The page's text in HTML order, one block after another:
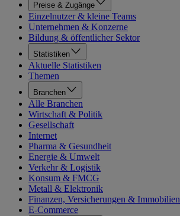
Preise & Zugänge
Einzelnutzer & kleine Teams
Unternehmen & Konzerne
Bildung & öffentlicher Sektor
Statistiken
Aktuelle Statistiken
Themen
Branchen
Alle Branchen
Wirtschaft & Politik
Gesellschaft
Internet
Pharma & Gesundheit
Energie & Umwelt
Verkehr & Logistik
Konsum & FMCG
Metall & Elektronik
Finanzen, Versicherungen & Immobilien
E-Commerce